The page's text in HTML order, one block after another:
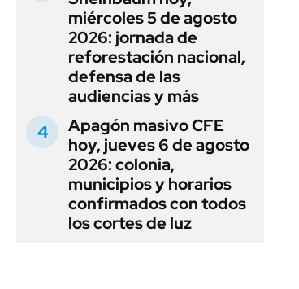
miércoles 5 de agosto
2026: jornada de
reforestación nacional,
defensa de las
audiencias y más
Apagón masivo CFE
hoy, jueves 6 de agosto
2026: colonia,
municipios y horarios
confirmados con todos
los cortes de luz